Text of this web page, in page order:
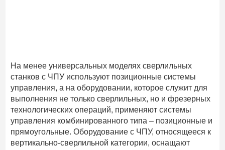
На менее универсальных моделях сверлильных
станков с ЧПУ используют позиционные системы
управления, а на оборудовании, которое служит для
выполнения не только сверлильных, но и фрезерных
технологических операций, применяют системы
управления комбинированного типа – позиционные и
прямоугольные. Оборудование с ЧПУ, относящееся к
вертикально-сверлильной категории, оснащают